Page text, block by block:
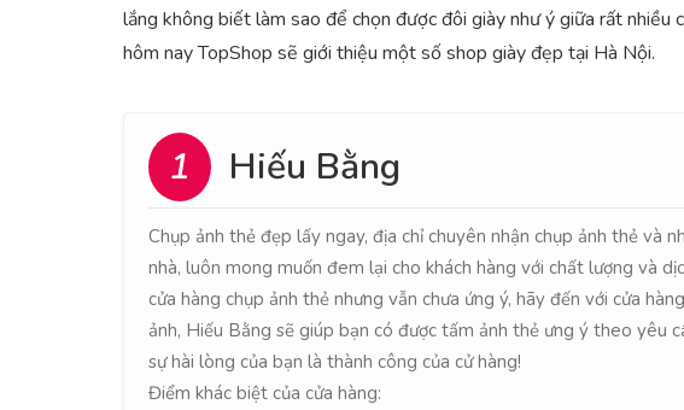
lắng không biết làm sao để chọn được đôi giày như ý giữa rất nhiều
hôm nay TopShop sẽ giới thiệu một số shop giày đẹp tại Hà Nội.
1 Hiếu Bằng
Chụp ảnh thẻ đẹp lấy ngay, địa chỉ chuyên nhận chụp ảnh thẻ và
nhà, luôn mong muốn đem lại cho khách hàng với chất lượng và
cửa hàng chụp ảnh thẻ nhưng vẫn chưa ứng ý, hãy đến với cửa
ảnh, Hiếu Bằng sẽ giúp bạn có được tấm ảnh thẻ ưng ý theo yêu
sự hài lòng của bạn là thành công của cử hàng!
Điểm khác biệt của cửa hàng: